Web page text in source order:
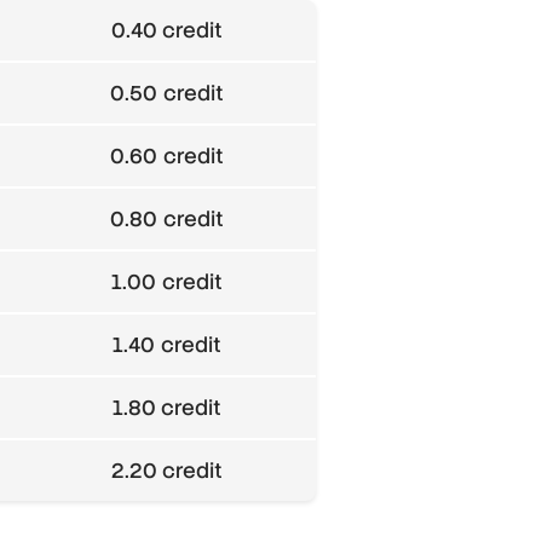
0.40 credit
0.50 credit
0.60 credit
0.80 credit
1.00 credit
1.40 credit
1.80 credit
2.20 credit